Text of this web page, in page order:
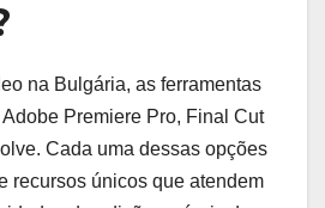
na Bulgária, as ferramentas
Premiere Pro, Final Cut
Cada uma dessas opções
recursos únicos que atendem